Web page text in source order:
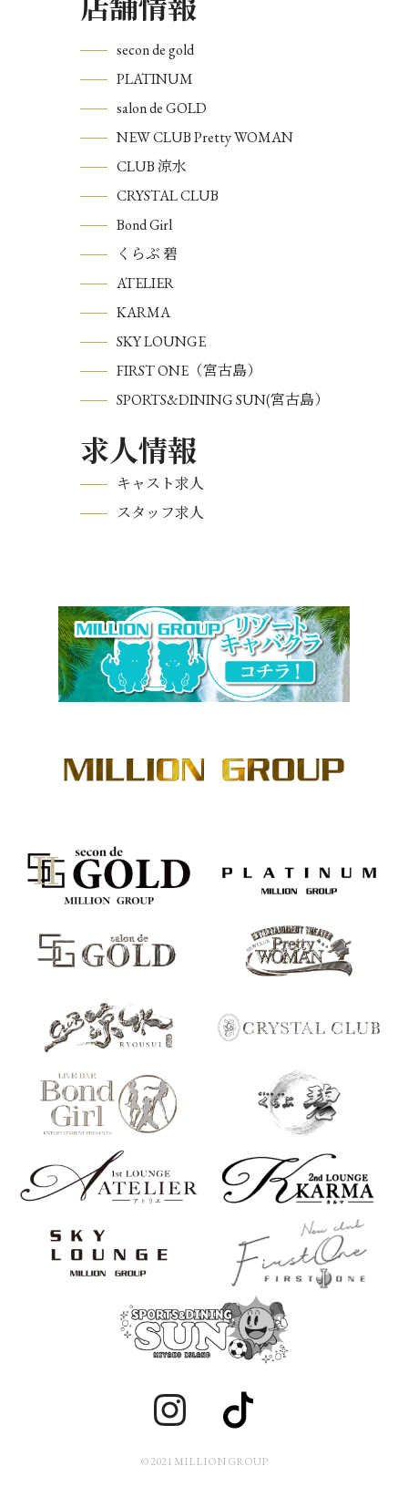
店舗情報
secon de gold
PLATINUM
salon de GOLD
NEW CLUB Pretty WOMAN
CLUB 涼水
CRYSTAL CLUB
Bond Girl
くらぶ 碧
ATELIER
KARMA
SKY LOUNGE
FIRST ONE（宮古島）
SPORTS&DINING SUN(宮古島）
求人情報
キャスト求人
スタッフ求人
© 2021 MILLION GROUP